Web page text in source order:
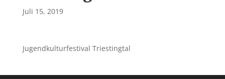
Juli 15, 2019
Jugendkulturfestival Triestingtal